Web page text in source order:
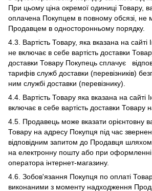
При цьому ціна окремої одиниці Товару,
оплачена Покупцем в повному обсязі, не
Продавцем в односторонньому порядку.
4.3. Вартість Товару, яка вказана на сайті
не включає в себе вартість доставки
доставки Товару Покупець сплачує
тарифів служб доставки (перевізників)
ним службі доставки (перевізнику).
4.4. Вартість Товару яка вказана на сайті
включає в себе вартість доставки Товару
4.5. Продавець може вказати орієнтовну
Товару на адресу Покупця під час
відповідним запитом до Продавця
на електронну пошту або при
оператора інтернет-магазину.
4.6. Зобов'язання Покупця по оплаті
виконаними з моменту надходження